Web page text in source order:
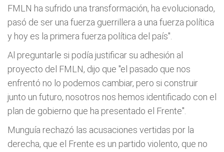
FMLN ha sufrido una transformación, ha evolucionado,
pasó de ser una fuerza guerrillera a una fuerza política
y hoy es la primera fuerza política del país".
Al preguntarle si podía justificar su adhesión al
proyecto del FMLN, dijo que "el pasado que nos
enfrentó no lo podemos cambiar, pero si construir
junto un futuro, nosotros nos hemos identificado con el
plan de gobierno que ha presentado el Frente".
Munguía rechazó las acusaciones vertidas por la
derecha, que el Frente es un partido violento, que no